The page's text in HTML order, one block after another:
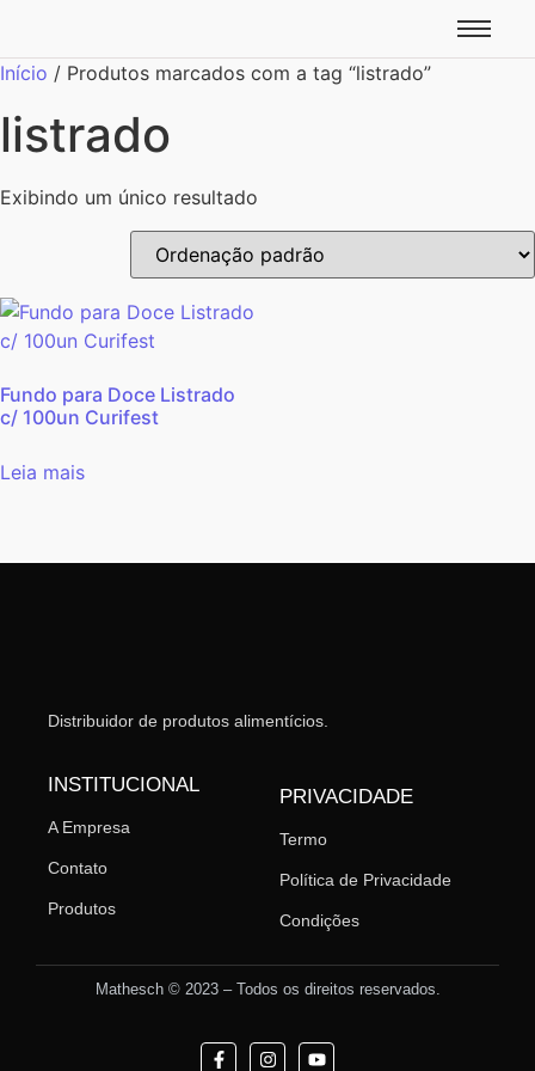
Início / Produtos marcados com a tag “listrado”
listrado
Exibindo um único resultado
Fundo para Doce Listrado
c/ 100un Curifest
Leia mais
Distribuidor de produtos alimentícios.
INSTITUCIONAL
A Empresa
Contato
Produtos
PRIVACIDADE
Termo
Política de Privacidade
Condições
Mathesch © 2023 – Todos os direitos reservados.